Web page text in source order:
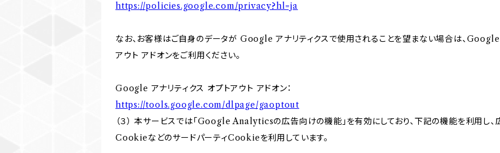
https://policies.google.com/privacy?hl=ja
なお、お客様はご自身のデータが Google アナリティクスで使用されることを望まない場合は、
アウト アドオンをご利用ください。
Google アナリティクス オプトアウト アドオン：
https://tools.google.com/dlpage/gaoptout
（３） 本サービスでは「Google Analyticsの広告向けの機能」を有効にしており、下記の機能を利用
CookieなどのサードパーティCookieを利用しています。